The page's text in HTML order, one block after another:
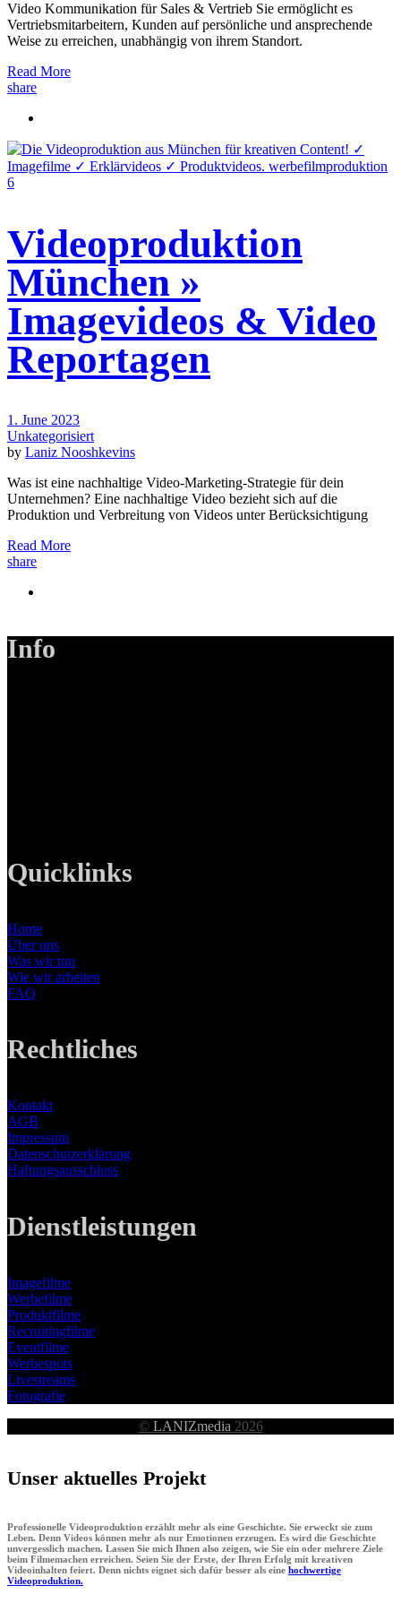
Video Kommunikation für Sales & Vertrieb Sie ermöglicht es
Vertriebsmitarbeitern, Kunden auf persönliche und ansprechende
Weise zu erreichen, unabhängig von ihrem Standort.
Read More
share
Videoproduktion
München »
Imagevideos & Video
Reportagen
1. June 2023
Unkategorisiert
by Laniz Nooshkevins
Was ist eine nachhaltige Video-Marketing-Strategie für dein
Unternehmen? Eine nachhaltige Video bezieht sich auf die
Produktion und Verbreitung von Videos unter Berücksichtigung
Read More
share
Info
Quicklinks
Home
Über uns
Was wir tun
Wie wir arbeiten
FAQ
Rechtliches
Kontakt
AGB
Impressum
Datenschutzerklärung
Haftungsausschluss
Dienstleistungen
Imagefilme
Werbefilme
Produktfilme
Recruitingfilme
Eventfilme
Werbespots
Livestreams
Fotografie
© LANIZmedia 2026
Unser aktuelles Projekt
Professionelle Videoproduktion erzählt mehr als eine Geschichte. Sie erweckt sie zum
Leben. Denn Videos können mehr als nur Emotionen erzeugen. Es wird die Geschichte
unvergesslich machen. Lassen Sie mich Ihnen also zeigen, wie Sie ein oder mehrere Ziele
beim Filmemachen erreichen. Seien Sie der Erste, der Ihren Erfolg mit kreativen
Videoinhalten feiert. Denn nichts eignet sich dafür besser als eine hochwertige
Videoproduktion.